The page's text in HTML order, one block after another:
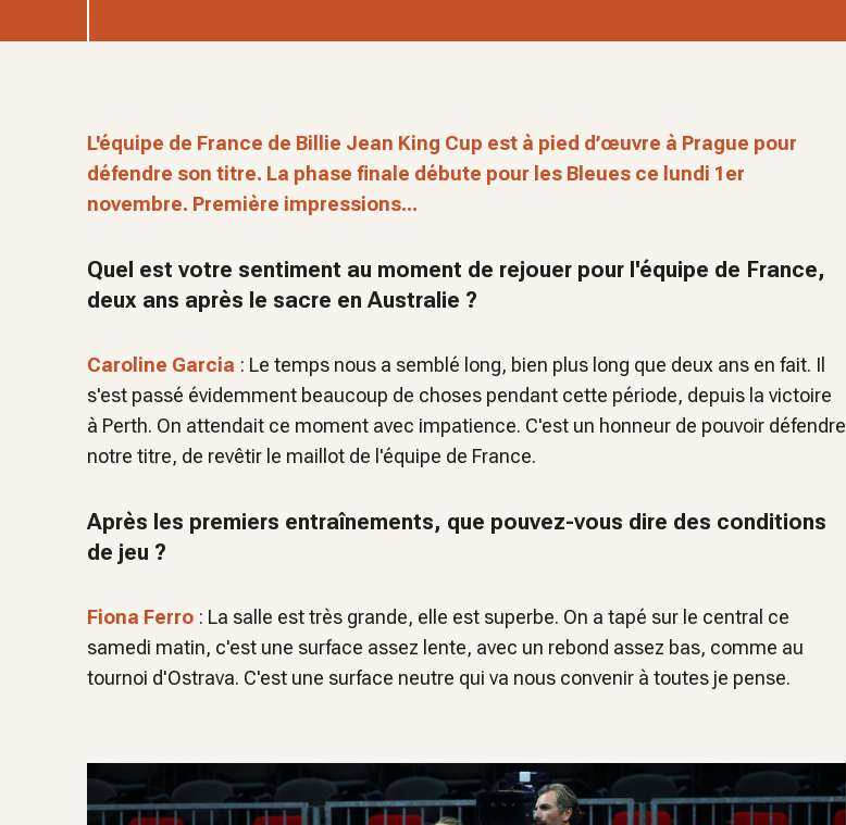
L'équipe de France de Billie Jean King Cup est à pied d’œuvre à Prague pour
défendre son titre. La phase finale débute pour les Bleues ce lundi 1er
novembre. Première impressions...
Quel est votre sentiment au moment de rejouer pour l'équipe de France,
deux ans après le sacre en Australie ?
Caroline Garcia : Le temps nous a semblé long, bien plus long que deux ans en fait. Il
s'est passé évidemment beaucoup de choses pendant cette période, depuis la victoire
à Perth. On attendait ce moment avec impatience. C'est un honneur de pouvoir défendre
notre titre, de revêtir le maillot de l'équipe de France.
Après les premiers entraînements, que pouvez-vous dire des conditions
de jeu ?
Fiona Ferro : La salle est très grande, elle est superbe. On a tapé sur le central ce
samedi matin, c'est une surface assez lente, avec un rebond assez bas, comme au
tournoi d'Ostrava. C'est une surface neutre qui va nous convenir à toutes je pense.